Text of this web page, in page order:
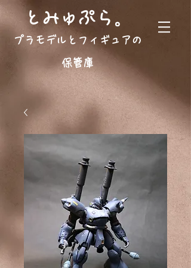
とみゅぷら 。
プラモデルとフィギュアの
保管庫